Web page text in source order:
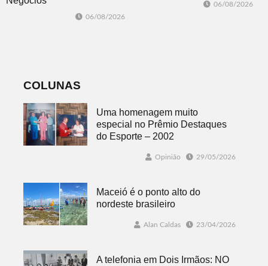
06/08/2026
06/08/2026
COLUNAS
Uma homenagem muito
especial no Prêmio Destaques
do Esporte – 2002
Opinião 29/05/2026
Maceió é o ponto alto do
nordeste brasileiro
Alan Caldas 23/04/2026
A telefonia em Dois Irmãos: NO